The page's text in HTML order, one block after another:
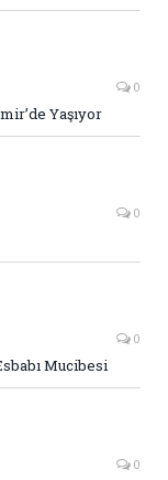
0
Yaşıyor
0
0
Mucibesi
0